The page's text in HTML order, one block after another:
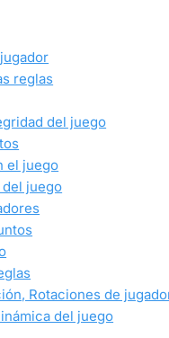
reglas
del juego
el juego
del juego
Rotaciones de
del juego